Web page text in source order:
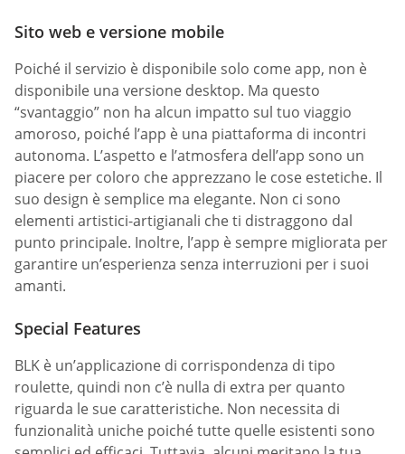
Sito web e versione mobile
Poiché il servizio è disponibile solo come app, non è
disponibile una versione desktop. Ma questo
“svantaggio” non ha alcun impatto sul tuo viaggio
amoroso, poiché l’app è una piattaforma di incontri
autonoma. L’aspetto e l’atmosfera dell’app sono un
piacere per coloro che apprezzano le cose estetiche. Il
suo design è semplice ma elegante. Non ci sono
elementi artistici-artigianali che ti distraggono dal
punto principale. Inoltre, l’app è sempre migliorata per
garantire un’esperienza senza interruzioni per i suoi
amanti.
Special Features
BLK è un’applicazione di corrispondenza di tipo
roulette, quindi non c’è nulla di extra per quanto
riguarda le sue caratteristiche. Non necessita di
funzionalità uniche poiché tutte quelle esistenti sono